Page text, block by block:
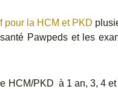
pour la HCM et PKD
Pawpeds et les
HCM/PKD à 1 an, 3, 4